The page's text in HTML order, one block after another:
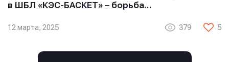
в ШБЛ «КЭС-БАСКЕТ» – борьба…
12 марта, 2025 379 5